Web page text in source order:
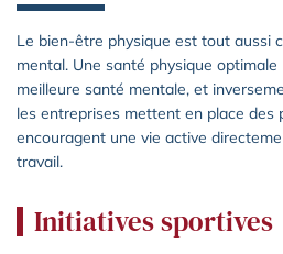
Le bien-être physique est tout aussi
mental. Une santé physique
meilleure santé mentale, et
les entreprises mettent en place des
encouragent une vie active
travail.
Initiatives sportives